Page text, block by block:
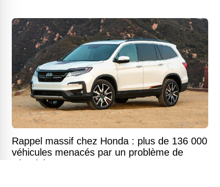
Rappel massif chez Honda : plus de 136 000
véhicules menacés par un problème de
sécurité